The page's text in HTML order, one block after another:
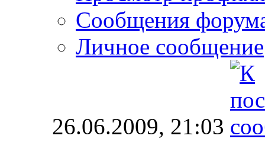
Сообщения
Личное сообщение
26.06.2009, 21:03